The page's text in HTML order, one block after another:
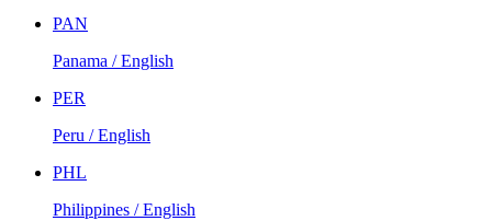
PAN
Panama / English
PER
Peru / English
PHL
Philippines / English